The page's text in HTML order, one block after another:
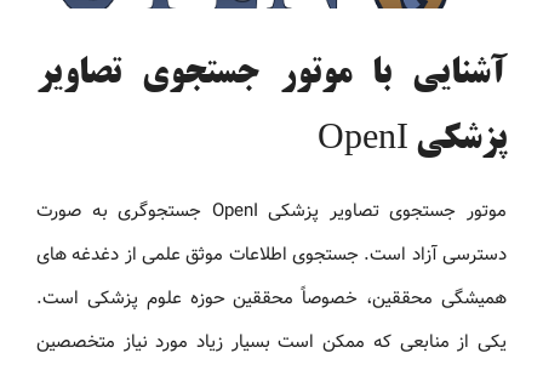
آشنایی با موتور جستجوی تصاویر
پزشکی OpenI
موتور جستجوی تصاویر پزشکی OpenI جستجوگری به صورت
دسترسی آزاد است. جستجوی اطلاعات موثق علمی از دغدغه های
همیشگی محققین، خصوصاً محققین حوزه علوم پزشکی است.
یکی از منابعی که ممکن است بسیار زیاد مورد نیاز متخصصین